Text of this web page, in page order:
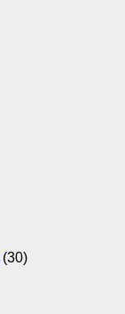
(30)